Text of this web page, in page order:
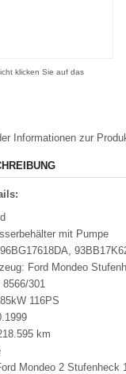
klicken Sie auf das
Informationen zur
mit Pumpe
Ford Mondeo
8566/301
116PS
km
Mondeo 2 Stufenheck